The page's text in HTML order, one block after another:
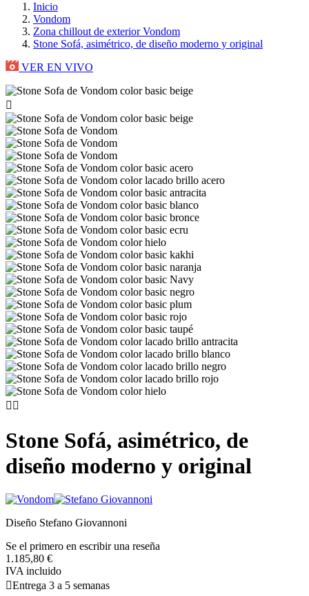
Inicio
Vondom
Zona chillout de exterior Vondom
Stone Sofá, asimétrico, de diseño moderno y original
VER EN VIVO

 
Stone Sofá, asimétrico, de
diseño moderno y original
Diseño Stefano Giovannoni
Se el primero en escribir una reseña
1.185,80 €
IVA incluido
Entrega 3 a 5 semanas